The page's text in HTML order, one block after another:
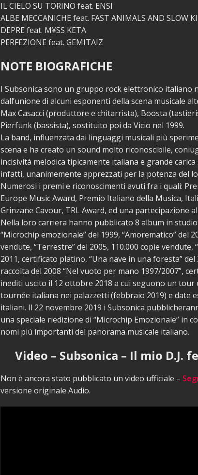
IL CIELO SU TORINO feat. ENSI
ALBE MECCANICHE feat. FAST ANIMALS AND SLOW
DEPRE feat. M¥SS KETA
PERFEZIONE feat. GEMITAIZ
NOTE BIOGRAFICHE
I Subsonica sono un gruppo rock elettronico italiano
dall’unione di alcuni esponenti della scena musicale
Max Casacci (produttore e chitarrista), Boosta
Pierfunk (bassista), sostituito poi da Vicio nel 1999.
La band, influenzata dai linguaggi musicali più
scena e ha creato un sound molto riconoscibile,
incisività melodica tipicamente italiana e grande
infatti, unanimemente apprezzati per la potenza del
Numerosi i premi e riconoscimenti avuti fra i quali:
Europe Music Award, Premio Italiano della Musica,
Grinzane Cavour, TRL Award, ed una partecipazione
Nella loro carriera hanno pubblicato 8 album in
“Microchip emozionale” del 1999, “Amorematico” del
vendute, “Terrestre” del 2005, 110.000 copie vendute,
2011, certificato platino, “Una nave in una foresta”
raccolta del 2008 “Nel vuoto per mano 1997/2007”,
inediti uscito il 12 ottobre 2018 a cui seguono un tour
tournée italiana nei palazzetti (febbraio 2019) e date
italiani. Il 22 novembre 2019 i Subsonica
una speciale riedizione di “Microchip Emozionale” in
nomi più importanti del panorama musicale italiano.
Video – Subsonica – Il mio D.J.
Non è ancora stato pubblicato un video ufficiale –
versione originale Audio.